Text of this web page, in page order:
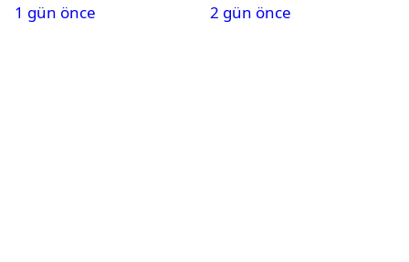
Karapınar hakkında
1 gün önce
2 gün önce